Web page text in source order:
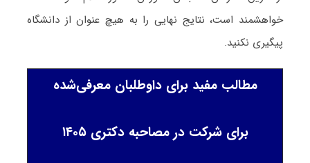
خواهشمند است، نتایج نهایی را به هیچ عنوان از دانشگاه
پیگیری نکنید.
مطالب مفید برای داوطلبان معرفی‌شده
برای شرکت در مصاحبه دکتری ۱۴۰۵